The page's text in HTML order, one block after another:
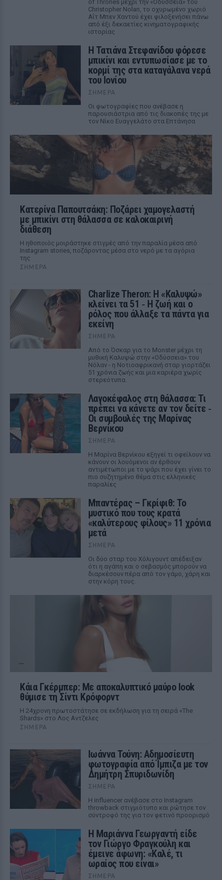
of Thrones μέχρι την «Οδύσσεια» του
Christopher Nolan, το οχυρωμένο χωριό
Αΐτ Μπεν Χαντού έχει φιλοξενήσει πάνω
από έξι δεκαετίες κινηματογραφικής
ιστορίας
Η Τατιάνα Στεφανίδου φόρεσε
μπικίνι και εντυπωσίασε με το
κορμί της στα καταγάλανα νερά
του Ιονίου
ΣΉΜΕΡΑ
Οι φωτογραφίες που ανέβασε η
παρουσιάστρια από τις διακοπές της με
τον Νίκο Ευαγγελάτο στα Επτάνησα
Κατερίνα Παπουτσάκη: Ποζάρει χαμογελαστή
με μπικίνι στη θάλασσα σε καλοκαιρινή
διάθεση
Η ηθοποιός μοιράστηκε στιγμές από την παραλία μέσα από
Instagram stories, ποζάροντας μέσα στο νερό με τα αγόρια
της
ΣΉΜΕΡΑ
Charlize Theron: Η «Καλυψώ»
κλείνει τα 51 ‑ H ζωή και ο
ρόλος που άλλαξε τα πάντα για
εκείνη
ΣΉΜΕΡΑ
Από το Όσκαρ για το Monster μέχρι τη
μυθική Καλυψώ στην «Οδύσσεια» του
Νόλαν - η Νοτιοαφρικανή σταρ γιορτάζει
51 χρόνια ζωής και μια καριέρα χωρίς
στερεότυπα.
Λαγοκέφαλος στη θάλασσα: Τι
πρέπει να κάνετε αν τον δείτε ‑
Οι συμβουλές της Μαρίνας
Βερνίκου
ΣΉΜΕΡΑ
Η Μαρίνα Βερνίκου εξηγεί τι οφείλουν να
κάνουν οι λουόμενοι αν έρθουν
αντιμέτωποι με το ψάρι που έχει γίνει το
πιο συζητημένο θέμα στις ελληνικές
παραλίες
Μπαντέρας – Γκρίφιθ: Το
μυστικό που τους κρατά
«καλύτερους φίλους» 11 χρόνια
μετά
ΣΉΜΕΡΑ
Οι δύο σταρ του Χόλιγουντ απέδειξαν
ότι η αγάπη και ο σεβασμός μπορούν να
διαρκέσουν πέρα από τον γάμο, χάρη και
στην κόρη τους.
Κάια Γκέρμπερ: Με αποκαλυπτικό μαύρο look
θύμισε τη Σίντι Κρόφορντ
Η 24χρονη πρωτοστάτησε σε εκδήλωση για τη σειρά «The
Shards» στο Λος Αντζελες
ΣΉΜΕΡΑ
Ιωάννα Τούνη: Αδημοσίευτη
φωτογραφία από Ίμπιζα με τον
Δημήτρη Σπυριδωνίδη
ΣΉΜΕΡΑ
Η influencer ανέβασε στο Instagram
throwback στιγμιότυπο και ρώτησε τον
σύντροφό της για τον φετινό προορισμό
Η Μαριάννα Γεωργαντή είδε
τον Γιώργο Φραγκούλη και
έμεινε άφωνη: «Καλέ, τι
ωραίος που είναι»
ΣΉΜΕΡΑ